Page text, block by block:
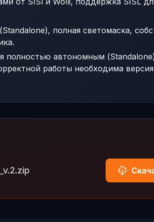
полная светомаска,
полностью автономным
работы необходима